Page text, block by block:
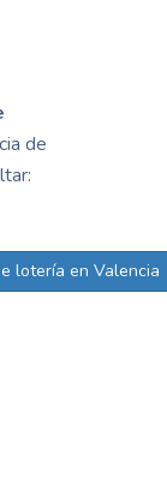
de
lotería en Valencia